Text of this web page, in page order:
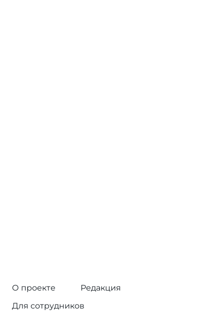
О проекте
Редакция
Для сотрудников